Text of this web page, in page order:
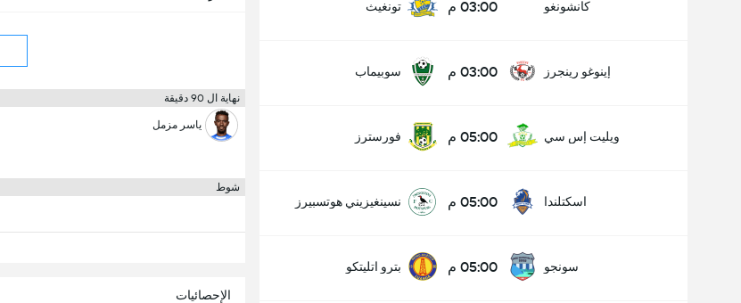
كانشونغو 03:00 م تونغيث
إينوغو رينجرز 03:00 م سوبيماب
ويليت إس سي 05:00 م فورسترز
اسكتلندا 05:00 م نسينغيزيني هوتسبيرز
سونجو 05:00 م بترو اتليتكو
نهاية ال 90 دقيقة
ياسر مزمل
شوط
الإحصائيات